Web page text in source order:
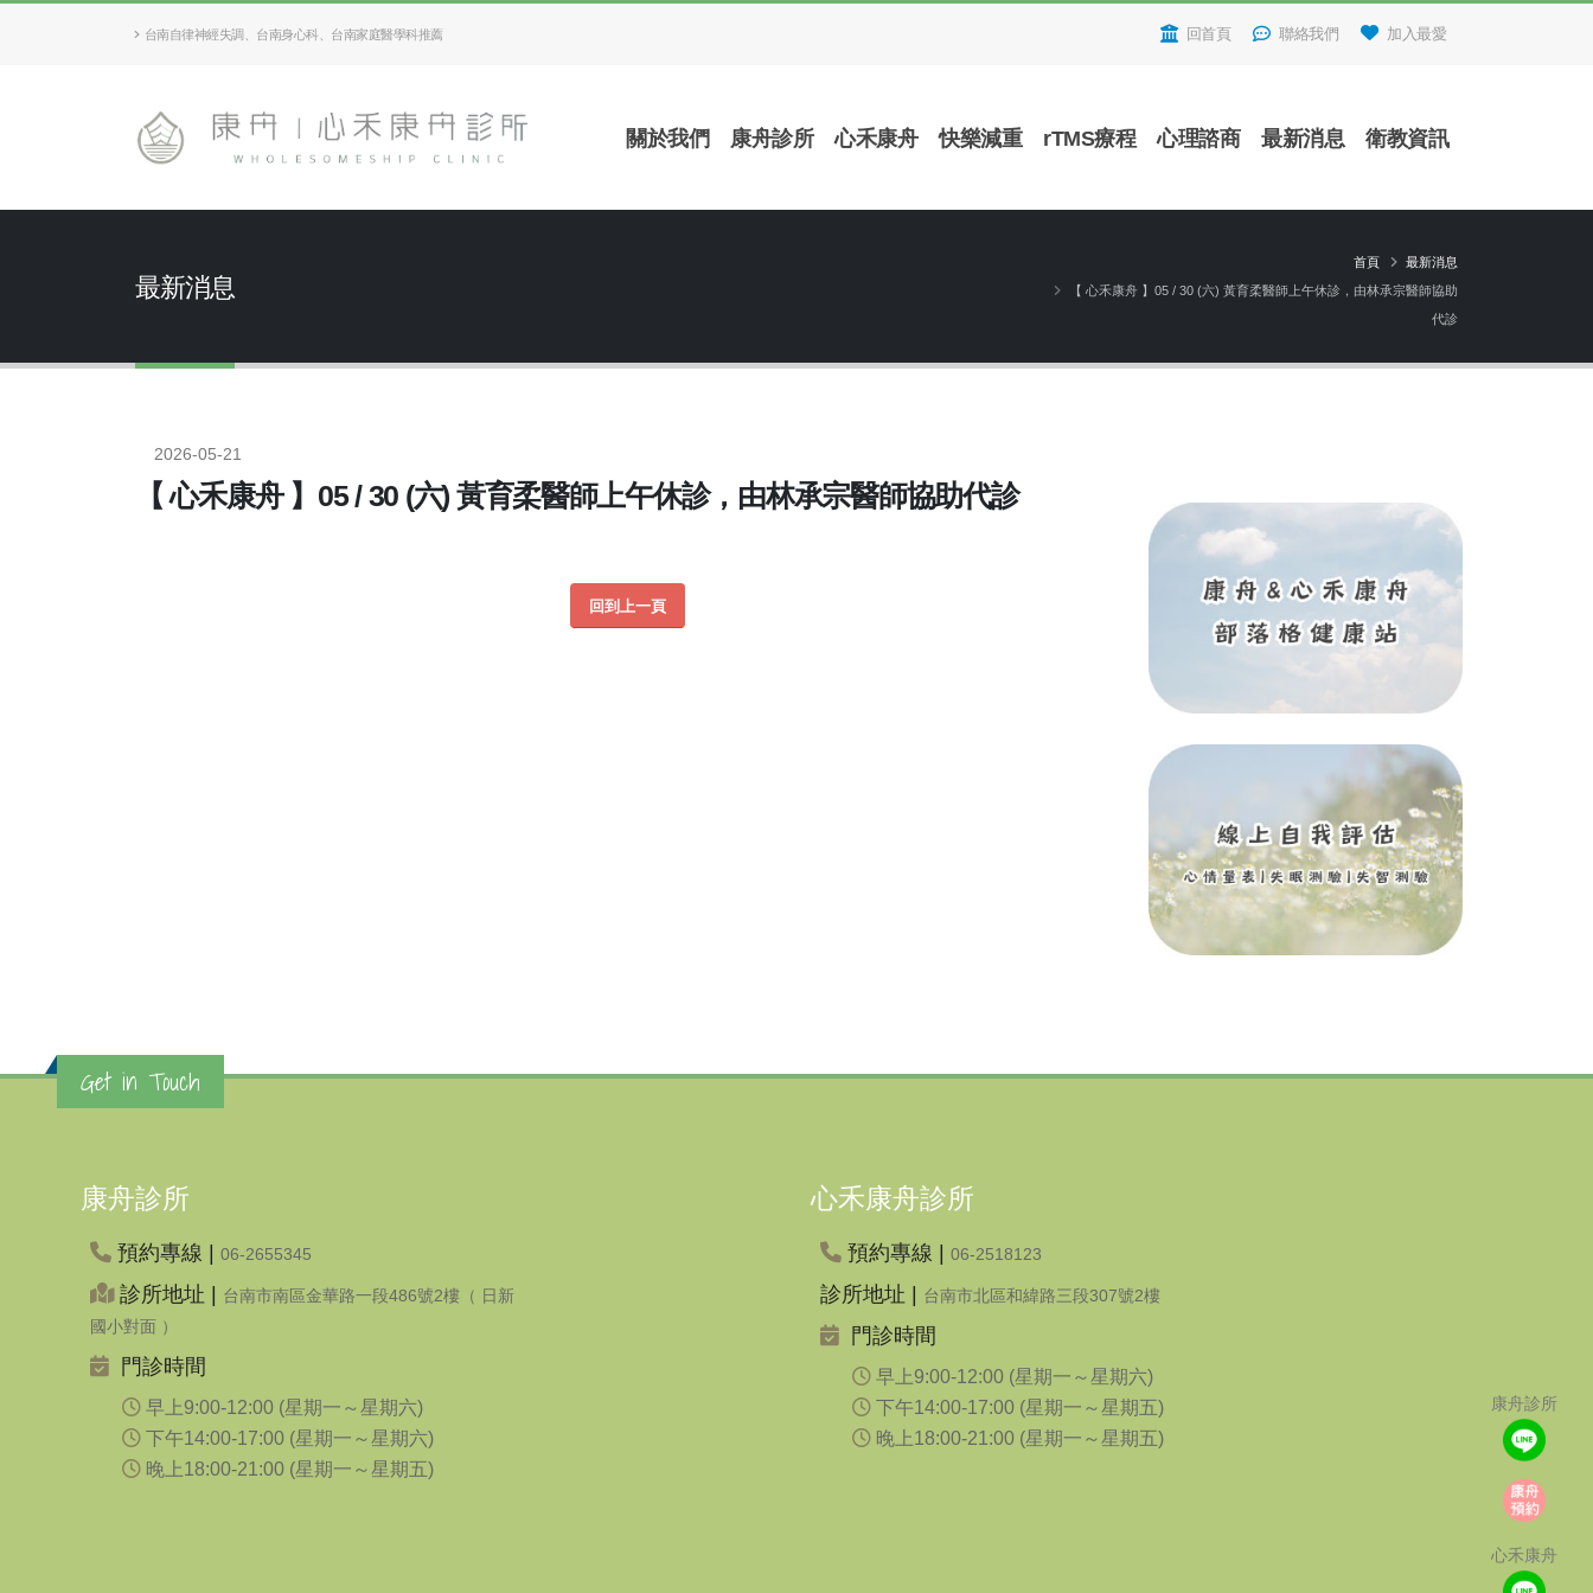
台南自律神經失調、台南身心科、台南家庭醫學科推薦 回首頁 聯絡我們 加入最愛
關於我們 康舟診所 心禾康舟 快樂減重 rTMS療程 心理諮商 最新消息 衛教資訊
最新消息
首頁
最新消息
【 心禾康舟 】05 / 30 (六) 黃育柔醫師上午休診，由林承宗醫師協助
代診
2026-05-21
【 心禾康舟 】05 / 30 (六) 黃育柔醫師上午休診，由林承宗醫師協助代診
康舟診所
心禾康舟
Get in Touch
康舟診所
預約專線 | 06-2655345
診所地址 |
台南市南區金華路一段486號2樓（ 日新
國小對面 ）
門診時間
早上9:00-12:00 (星期一～星期六)
下午14:00-17:00 (星期一～星期六)
晚上18:00-21:00 (星期一～星期五)
心禾康舟診所
預約專線 | 06-2518123
診所地址 | 台南市北區和緯路三段307號2樓
門診時間
早上9:00-12:00 (星期一～星期六)
下午14:00-17:00 (星期一～星期五)
晚上18:00-21:00 (星期一～星期五)